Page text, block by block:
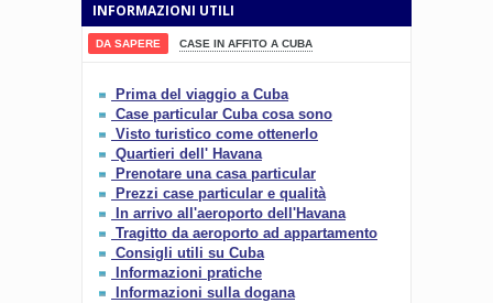
INFORMAZIONI UTILI
DA SAPERE CASE IN AFFITO A CUBA
Prima del viaggio a Cuba
Case particular Cuba cosa sono
Visto turistico come ottenerlo
Quartieri dell' Havana
Prenotare una casa particular
Prezzi case particular e qualità
In arrivo all'aeroporto dell'Havana
Tragitto da aeroporto ad appartamento
Consigli utili su Cuba
Informazioni pratiche
Informazioni sulla dogana